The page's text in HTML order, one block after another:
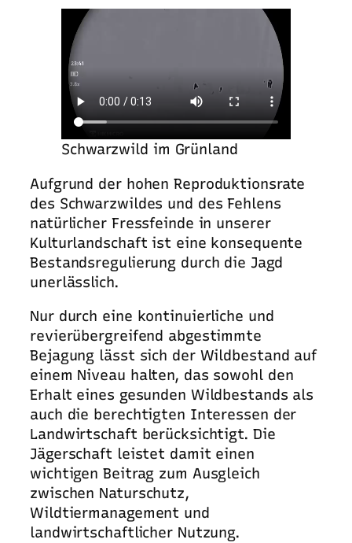
Schwarzwild im Grünland
Aufgrund der hohen Reproduktionsrate
des Schwarzwildes und des Fehlens
natürlicher Fressfeinde in unserer
Kulturlandschaft ist eine konsequente
Bestandsregulierung durch die Jagd
unerlässlich.
Nur durch eine kontinuierliche und
revierübergreifend abgestimmte
Bejagung lässt sich der Wildbestand auf
einem Niveau halten, das sowohl den
Erhalt eines gesunden Wildbestands als
auch die berechtigten Interessen der
Landwirtschaft berücksichtigt. Die
Jägerschaft leistet damit einen
wichtigen Beitrag zum Ausgleich
zwischen Naturschutz,
Wildtiermanagement und
landwirtschaftlicher Nutzung.